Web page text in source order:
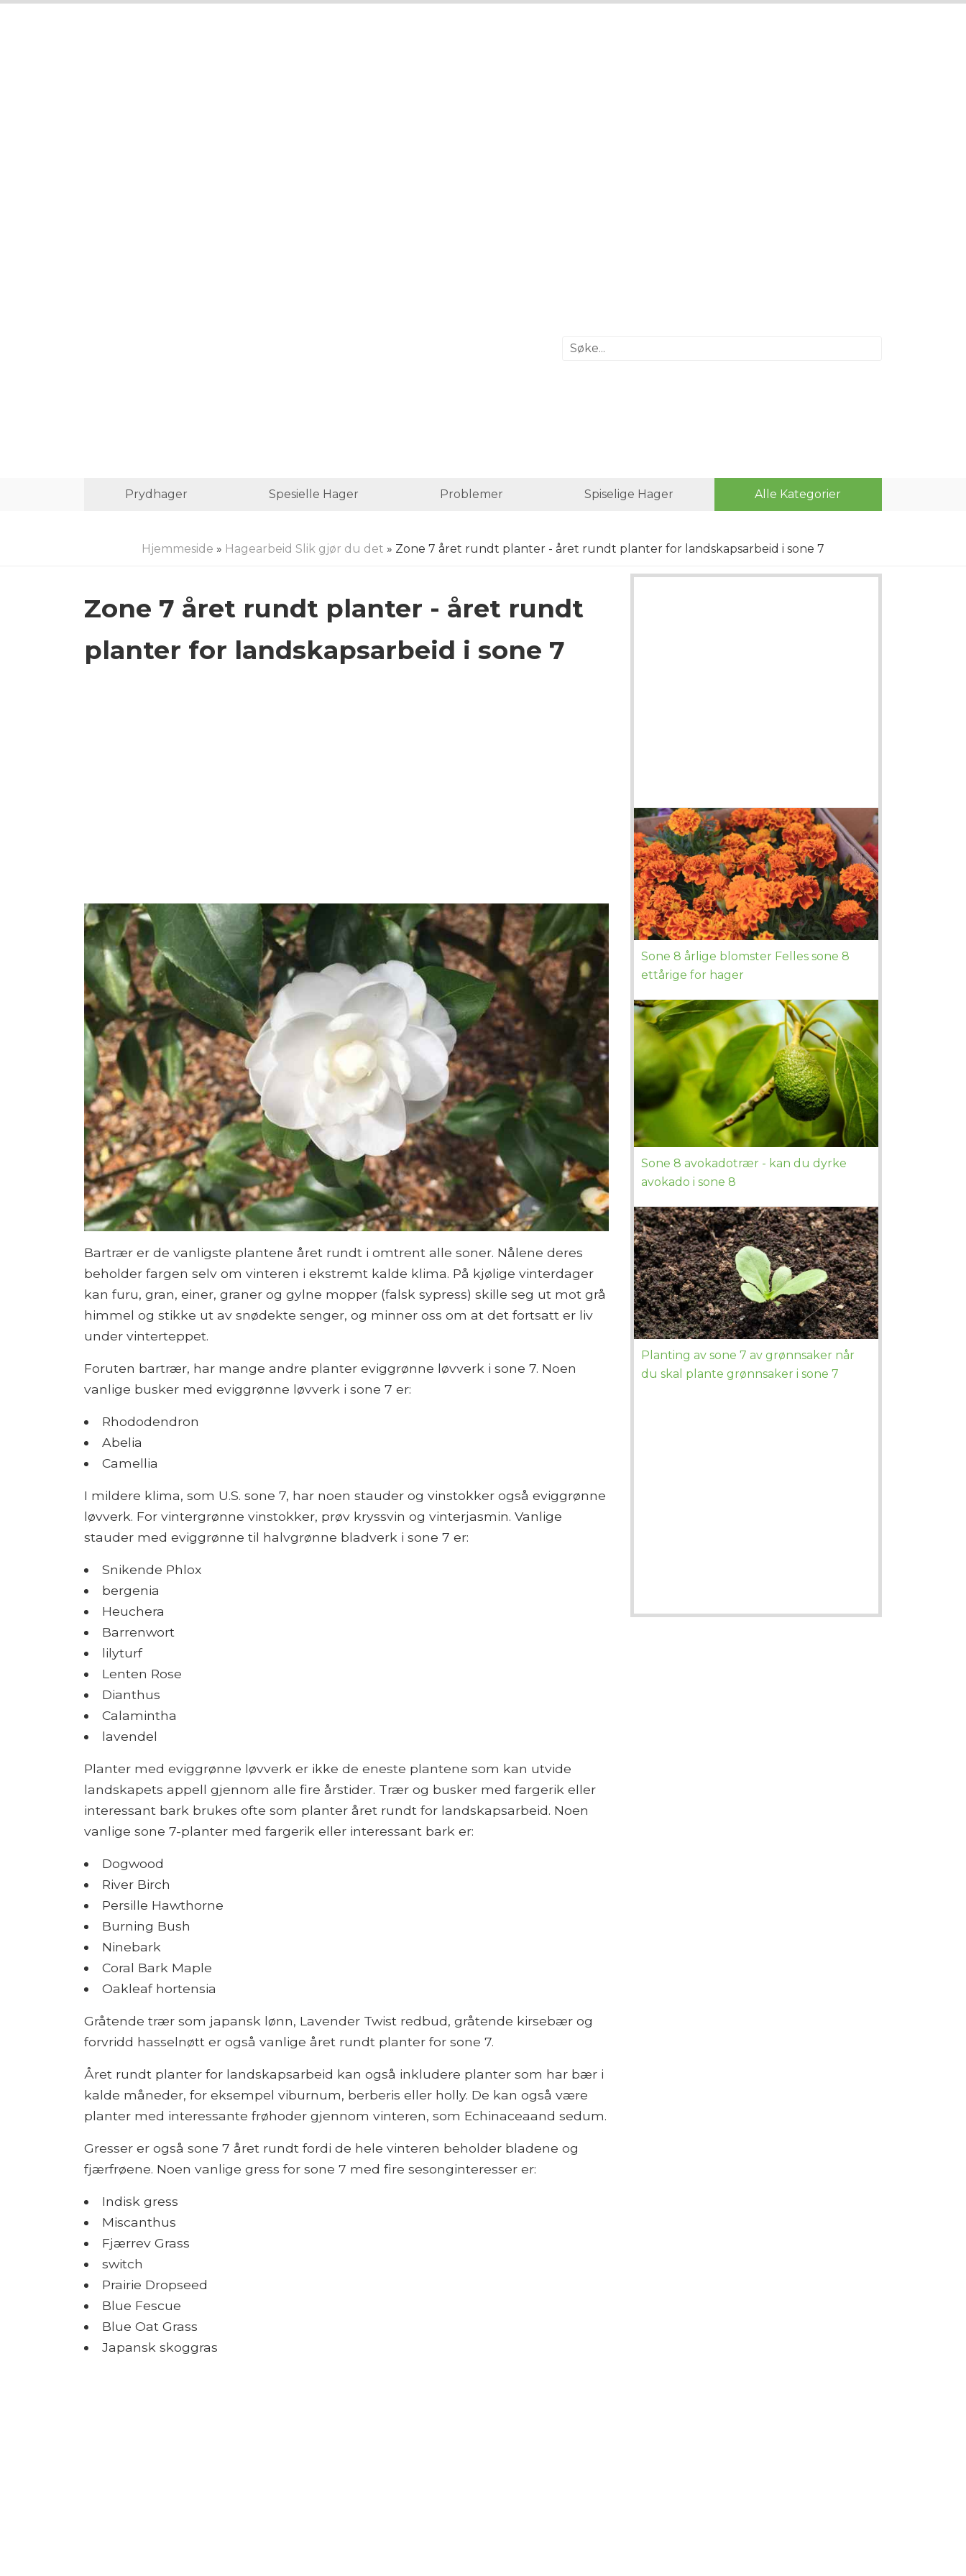
Prydhager Spesielle Hager Problemer Spiselige Hager Alle Kategorier
Hjemmeside » Hagearbeid Slik gjør du det » Zone 7 året rundt planter - året rundt planter for landskapsarbeid i sone 7
Zone 7 året rundt planter - året rundt
planter for landskapsarbeid i sone 7
Bartrær er de vanligste plantene året rundt i omtrent alle soner. Nålene deres
beholder fargen selv om vinteren i ekstremt kalde klima. På kjølige vinterdager
kan furu, gran, einer, graner og gylne mopper (falsk sypress) skille seg ut mot grå
himmel og stikke ut av snødekte senger, og minner oss om at det fortsatt er liv
under vinterteppet.
Foruten bartrær, har mange andre planter eviggrønne løvverk i sone 7. Noen
vanlige busker med eviggrønne løvverk i sone 7 er:
Rhododendron
Abelia
Camellia
I mildere klima, som U.S. sone 7, har noen stauder og vinstokker også eviggrønne
løvverk. For vintergrønne vinstokker, prøv kryssvin og vinterjasmin. Vanlige
stauder med eviggrønne til halvgrønne bladverk i sone 7 er:
Snikende Phlox
bergenia
Heuchera
Barrenwort
lilyturf
Lenten Rose
Dianthus
Calamintha
lavendel
Planter med eviggrønne løvverk er ikke de eneste plantene som kan utvide
landskapets appell gjennom alle fire årstider. Trær og busker med fargerik eller
interessant bark brukes ofte som planter året rundt for landskapsarbeid. Noen
vanlige sone 7-planter med fargerik eller interessant bark er:
Dogwood
River Birch
Persille Hawthorne
Burning Bush
Ninebark
Coral Bark Maple
Oakleaf hortensia
Gråtende trær som japansk lønn, Lavender Twist redbud, gråtende kirsebær og
forvridd hasselnøtt er også vanlige året rundt planter for sone 7.
Året rundt planter for landskapsarbeid kan også inkludere planter som har bær i
kalde måneder, for eksempel viburnum, berberis eller holly. De kan også være
planter med interessante frøhoder gjennom vinteren, som Echinaceaand sedum.
Gresser er også sone 7 året rundt fordi de hele vinteren beholder bladene og
fjærfrøene. Noen vanlige gress for sone 7 med fire sesonginteresser er:
Indisk gress
Miscanthus
Fjærrev Grass
switch
Prairie Dropseed
Blue Fescue
Blue Oat Grass
Japansk skoggras
Sone 8 årlige blomster Felles sone 8
ettårige for hager
Sone 8 avokadotrær - kan du dyrke
avokado i sone 8
Planting av sone 7 av grønnsaker når
du skal plante grønnsaker i sone 7